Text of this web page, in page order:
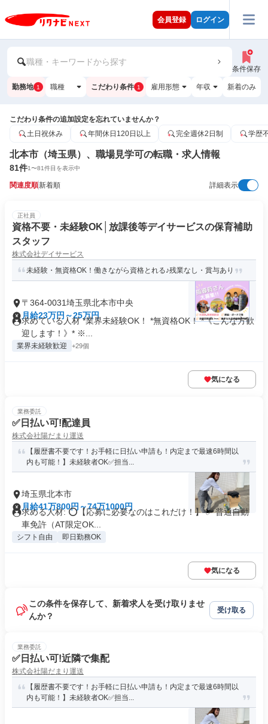
会員登録 ログイン
職種・キーワードから探す
条件保存
勤務地 1 職種 こだわり条件 1 雇用形態 年収 新着のみ
こだわり条件の追加設定を忘れていませんか？
土日祝休み
年間休日120日以上 完全週休2日制 学歴
北本市（埼玉県）、職場見学可の転職・求人情報
81件1〜81件目を表示中
関連度順新着順 詳細表示
正社員
資格不要・未経験OK│放課後等デイサービスの保育補助
スタッフ
株式会社デイサービス
未経験・無資格OK！働きながら資格とれる♪残業なし・賞与あり
〒364-0031埼玉県北本市中央
月給23万円～25万円
求めている人材 *業界未経験OK！ *無資格OK！ *《こんな方歓
迎します！》* ※...
業界未経験歓迎 +29個
気になる
業務委託
✅日払い可!配達員
株式会社陽だまり運送
【履歴書不要です！お手軽に日払い申請も！内定まで最速6時間以
内も可能！】未経験者OK✅担当...
埼玉県北本市
月給41万800円～74万1000円
求める人材: ⭕️【応募に必要なのはこれだけ！】 ✅ 普通自動
車免許（AT限定OK...
シフト自由 即日勤務OK
気になる
この条件を保存して、新着求人を受け取りませ
んか？
受け取る
業務委託
✅日払い可!近隣で集配
株式会社陽だまり運送
【履歴書不要です！お手軽に日払い申請も！内定まで最速6時間以
内も可能！】未経験者OK✅担当...